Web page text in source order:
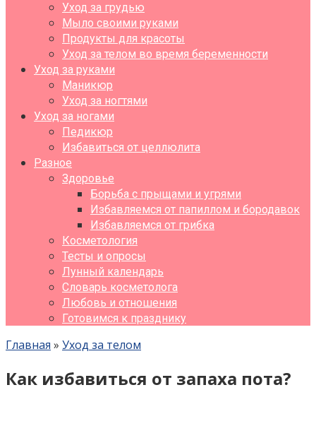
Уход за грудью
Мыло своими руками
Продукты для красоты
Уход за телом во время беременности
Уход за руками
Маникюр
Уход за ногтями
Уход за ногами
Педикюр
Избавиться от целлюлита
Разное
Здоровье
Борьба с прыщами и угрями
Избавляемся от папиллом и бородавок
Избавляемся от грибка
Косметология
Тесты и опросы
Лунный календарь
Словарь косметолога
Любовь и отношения
Готовимся к празднику
Главная » Уход за телом
Как избавиться от запаха пота?